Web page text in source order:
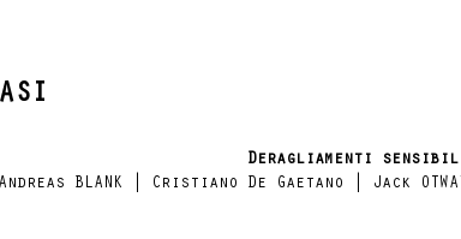
Deragliamenti
Andreas BLANK | Cristiano De Gaetano | Jack